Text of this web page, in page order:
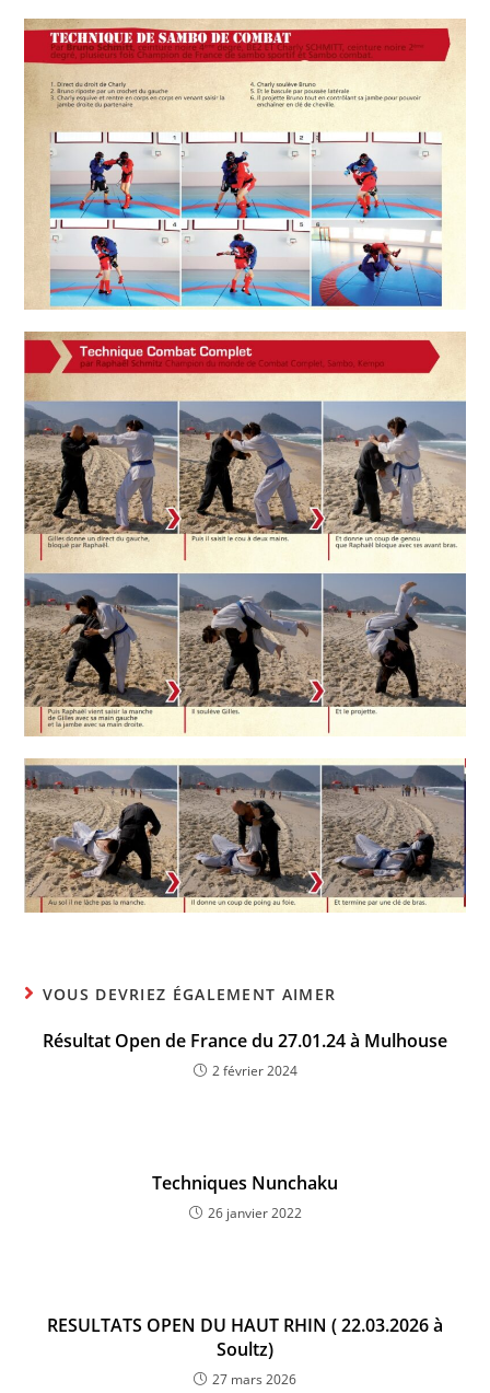
VOUS DEVRIEZ ÉGALEMENT AIMER
Résultat Open de France du 27.01.24 à Mulhouse
2 février 2024
Techniques Nunchaku
26 janvier 2022
RESULTATS OPEN DU HAUT RHIN ( 22.03.2026 à
Soultz)
27 mars 2026